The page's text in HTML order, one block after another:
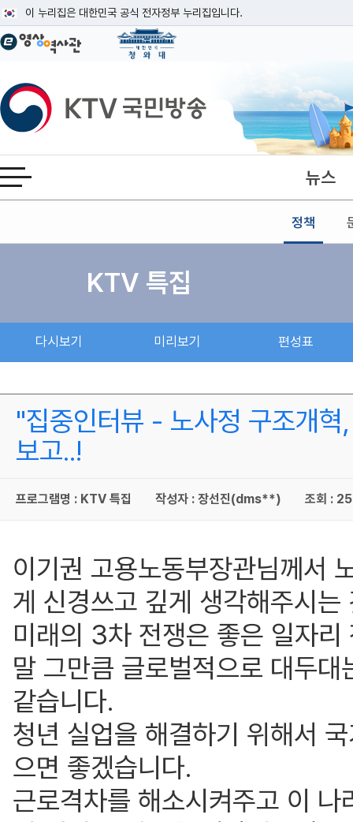
이 누리집은 대한민국 공식 전자정부 누리집입니다.
공식 누리집 주소 확인하기
이밖에 or.kr 또는 .kr등 다른 도메인 주소를 사용하고 있다면 아래 URL에서
운영중인 공식 누리집보기
KTV국민방송
전체메뉴 열기 뉴스
정책
본문
KTV 특집
다시보기 미리보기 편성표
"집중인터뷰 - 노사정 구조개
보고..!
프로그램명 : KTV 특집 작성자 : 장선진(dms**) 조회 :
이기권 고용노동부장관님께서
게 신경쓰고 깊게 생각해주시
미래의 3차 전쟁은 좋은 일자
말 그만큼 글로벌적으로 대두
같습니다.
청년 실업을 해결하기 위해서
으면 좋겠습니다.
근로격차를 해소시켜주고 이